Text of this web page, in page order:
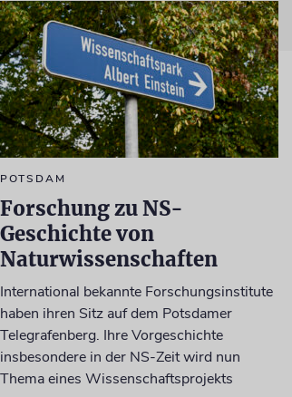
POTSDAM
Forschung zu NS-
Geschichte von
Naturwissenschaften
International bekannte Forschungsinstitute
haben ihren Sitz auf dem Potsdamer
Telegrafenberg. Ihre Vorgeschichte
insbesondere in der NS-Zeit wird nun
Thema eines Wissenschaftsprojekts